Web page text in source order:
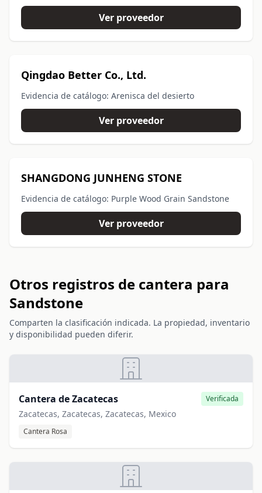
Ver proveedor
Qingdao Better Co., Ltd.
Evidencia de catálogo: Arenisca del desierto
Ver proveedor
SHANGDONG JUNHENG STONE
Evidencia de catálogo: Purple Wood Grain Sandstone
Ver proveedor
Otros registros de cantera para
Sandstone
Comparten la clasificación indicada. La propiedad, inventario
y disponibilidad pueden diferir.
Cantera de Zacatecas Verificada
Zacatecas, Zacatecas, Zacatecas, Mexico
Cantera Rosa